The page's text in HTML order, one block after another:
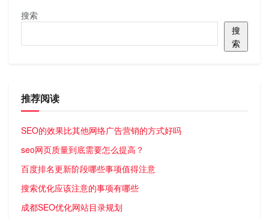
搜索
搜
索
推荐阅读
SEO的效果比其他网络广告营销的方式好吗
seo网页质量到底需要怎么提高？
百度排名更新阶段哪些事项值得注意
搜索优化应该注意的事项有哪些
成都SEO优化网站目录规划